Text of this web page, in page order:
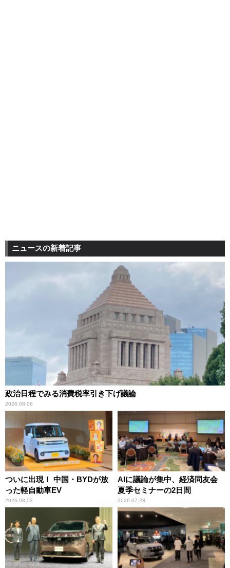
ニュースの新着記事
政治日程でみる消費税率引き下げ議論
2026.08.06
ついに出現！ 中国・BYDが放
った軽自動車EV
2026.08.03
AIに議論が集中、経済同友会
夏季セミナーの2日間
2026.07.23